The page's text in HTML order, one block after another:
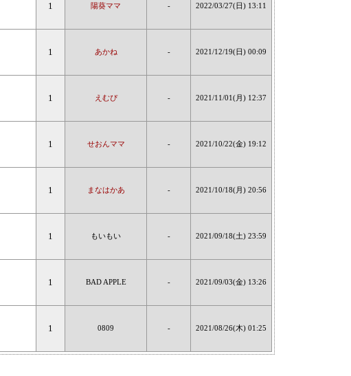
1 陽葵ママ - 2022/03/27(日) 13:11
1 あかね - 2021/12/19(日) 00:09
1 えむぴ - 2021/11/01(月) 12:37
1 せおんママ - 2021/10/22(金) 19:12
1 まなはかあ - 2021/10/18(月) 20:56
1 もいもい - 2021/09/18(土) 23:59
1 BAD APPLE - 2021/09/03(金) 13:26
1 0809 - 2021/08/26(木) 01:25